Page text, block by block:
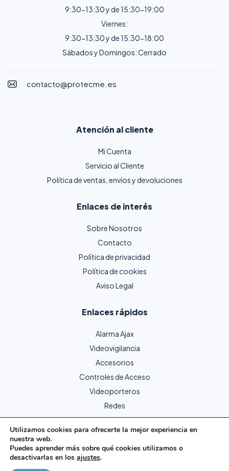
9:30-13:30 y de 15:30-19:00
Viernes:
9:30-13:30 y de 15:30-18:00
Sábados y Domingos: Cerrado
contacto@protecme.es
Atención al cliente
Mi Cuenta
Servicio al Cliente
Política de ventas, envíos y devoluciones
Enlaces de interés
Sobre Nosotros
Contacto
Política de privacidad
Política de cookies
Aviso Legal
Enlaces rápidos
Alarma Ajax
Videovigilancia
Accesorios
Controles de Acceso
Videoporteros
Redes
Copyright © 2024 Protecme Seguridad. Todos los derechos
reservados.
Utilizamos cookies para ofrecerte la mejor experiencia en
nuestra web.
Puedes aprender más sobre qué cookies utilizamos o
desactivarlas en los ajustes.